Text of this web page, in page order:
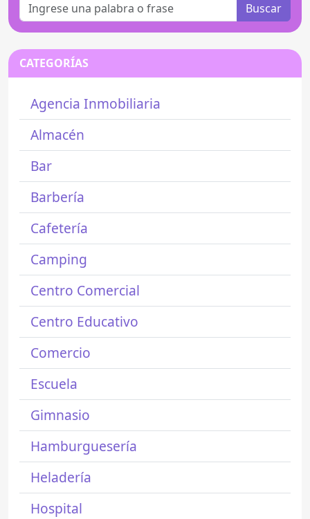
Buscar
CATEGORÍAS
Agencia Inmobiliaria
Almacén
Bar
Barbería
Cafetería
Camping
Centro Comercial
Centro Educativo
Comercio
Escuela
Gimnasio
Hamburguesería
Heladería
Hospital